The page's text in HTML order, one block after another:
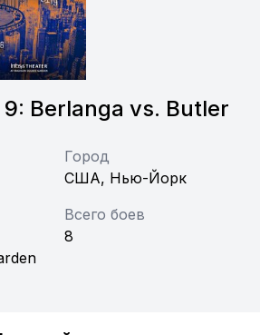
Berlanga vs. Butler
Город
США, Нью-Йорк
Всего боев
8